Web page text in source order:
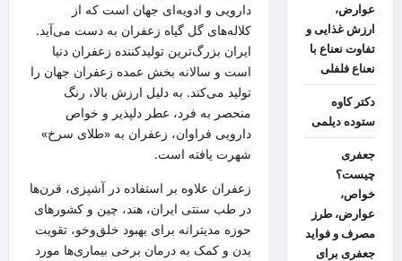
دارویی و ادویه‌ای جهان است که از
کلاله‌های گل گیاه زعفران به دست می‌آید.
ایران بزرگ‌ترین تولیدکننده زعفران دنیا
است و سالانه بخش عمده زعفران جهان را
تولید می‌کند. به دلیل ارزش بالا، رنگ
منحصر به فرد، عطر دلپذیر و خواص
دارویی فراوان، زعفران به «طلای سرخ»
شهرت یافته است.
زعفران علاوه بر استفاده در آشپزی، قرن‌ها
در طب سنتی ایران، هند، چین و کشورهای
حوزه مدیترانه برای بهبود خلق‌وخو، تقویت
بدن و کمک به درمان برخی بیماری‌ها مورد
عوارض،
ارزش غذایی و
تفاوت نعناع با
نعناع فلفلی
دکتر کاوه
ستوده دیلمی
جعفری
چیست؟
خواص،
عوارض، طرز
مصرف و فواید
جعفری برای